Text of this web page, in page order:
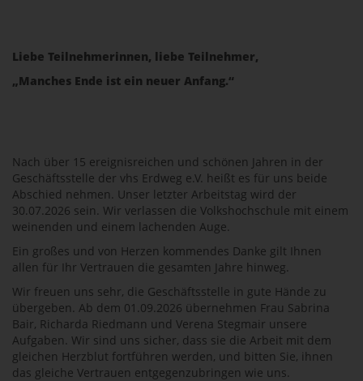
Liebe Teilnehmerinnen, liebe Teilnehmer,
„Manches Ende ist ein neuer Anfang.“
Nach über 15 ereignisreichen und schönen Jahren in der
Geschäftsstelle der vhs Erdweg e.V. heißt es für uns beide
Abschied nehmen. Unser letzter Arbeitstag wird der
30.07.2026 sein. Wir verlassen die Volkshochschule mit einem
weinenden und einem lachenden Auge.
Ein großes und von Herzen kommendes Danke gilt Ihnen
allen für Ihr Vertrauen die gesamten Jahre hinweg.
Wir freuen uns sehr, die Geschäftsstelle in gute Hände zu
übergeben. Ab dem 01.09.2026 übernehmen Frau Sabrina
Bair, Richarda Riedmann und Verena Stegmair unsere
Aufgaben. Wir sind uns sicher, dass sie die Arbeit mit dem
gleichen Herzblut fortführen werden, und bitten Sie, ihnen
das gleiche Vertrauen entgegenzubringen wie uns.